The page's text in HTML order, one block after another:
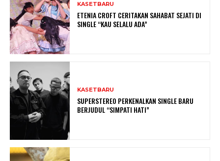
KASETBARU
ETENIA CROFT CERITAKAN SAHABAT SEJATI DI
SINGLE “KAU SELALU ADA”
KASETBARU
SUPERSTEREO PERKENALKAN SINGLE BARU
BERJUDUL “SIMPATI HATI”